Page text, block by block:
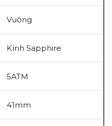
Vuông
Kính Sapphire
5ATM
41mm